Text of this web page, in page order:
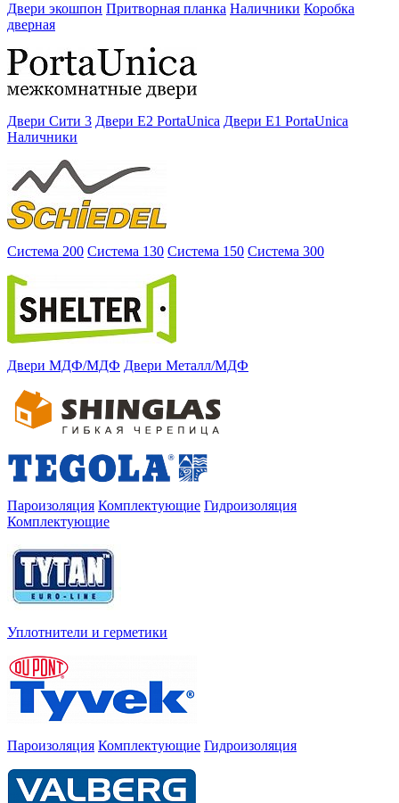
Двери экошпон Притворная планка Наличники Коробка
дверная
Двери Сити 3 Двери E2 PortaUnica Двери E1 PortaUnica
Наличники
Система 200 Система 130 Система 150 Система 300
Двери МДФ/МДФ Двери Металл/МДФ
Пароизоляция Комплектующие Гидроизоляция
Комплектующие
Уплотнители и герметики
Пароизоляция Комплектующие Гидроизоляция